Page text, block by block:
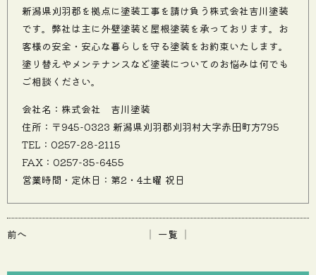
新潟県刈羽郡を拠点に塗装工事を請け負う株式会社吉川塗装
です。弊社は主に外壁塗装と屋根塗装を承っております。お
客様の安全・安心な暮らしを守る塗装をお約束いたします。
塗り替えやメンテナンスなど塗装についてのお悩みは何でも
ご相談ください。
会社名：株式会社 吉川塗装
住所：〒945-0323 新潟県刈羽郡刈羽村大字赤田町方795
TEL：0257-28-2115
FAX：0257-35-6455
営業時間・定休日：第2・4土曜 祝日
前へ │ 一覧 │